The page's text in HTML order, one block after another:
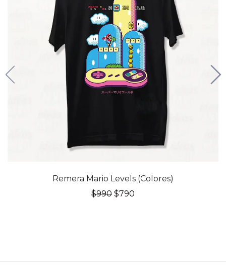
Remera Mario Levels (Colores)
$990 El
$790